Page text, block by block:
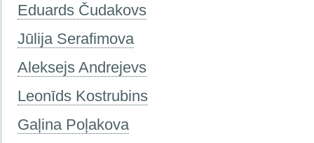
Eduards Čudakovs
Jūlija Serafimova
Aleksejs Andrejevs
Leonīds Kostrubins
Gaļina Poļakova